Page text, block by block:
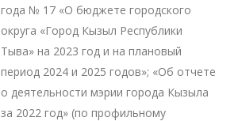
года № 17 «О бюджете городского
округа «Город Кызыл Республики
Тыва» на 2023 год и на плановый
период 2024 и 2025 годов»; «Об отчете
о деятельности мэрии города Кызыла
за 2022 год» (по профильному